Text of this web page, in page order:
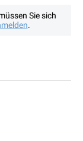
Sie sich
.